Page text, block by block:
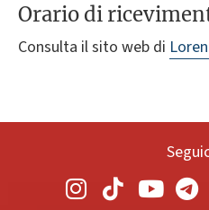
Orario di
Consulta il sito web di